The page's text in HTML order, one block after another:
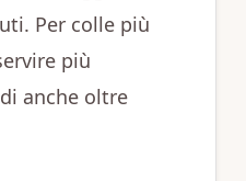
Per colle più
più
anche oltre